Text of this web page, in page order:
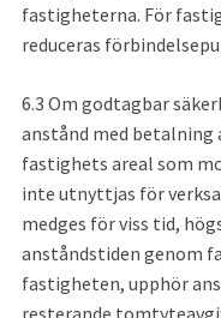
fastigheterna. För
reduceras
6.3 Om godtagbar
anstånd med betalning
fastighets areal som
inte utnyttjas för
medges för viss tid,
anståndstiden genom
fastigheten, upphör
resterande